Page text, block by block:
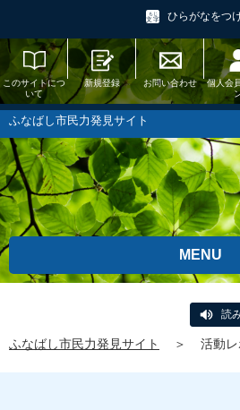
ひらがなをつ
このサイトにつ
いて
新規登録 お問い合わせ
個人会
ふなばし市民力発見サイト
MENU
読
ふなばし市民力発見サイト ＞ 活動レ